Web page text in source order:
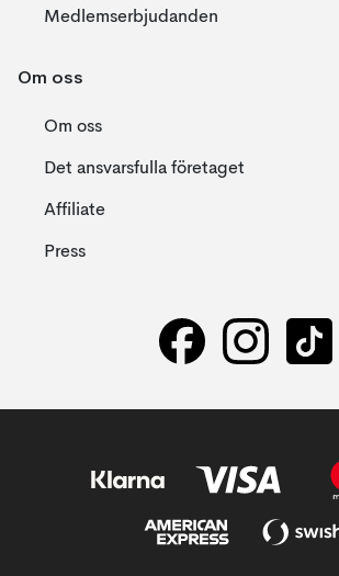
Medlemserbjudanden
Om oss
Om oss
Det ansvarsfulla företaget
Affiliate
Press